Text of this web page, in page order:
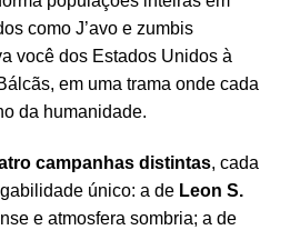
como J’avo e zumbis
você dos Estados Unidos à
em uma trama onde cada
da humanidade.
campanhas distintas, cada
único: a de Leon S.
e atmosfera sombria; a de